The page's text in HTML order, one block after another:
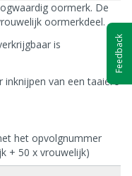
oormerk. De
oormerkdeel.
is
van een taaiere
het opvolgnummer
+ 50 x vrouwelijk)
Feedback